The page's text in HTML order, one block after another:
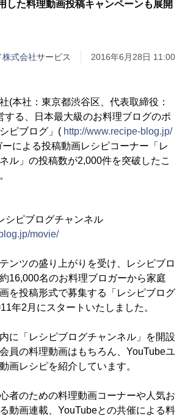
した料理動画投稿キャンペーンも展開
株式会社サービス 2016年6月28日 11:00
(本社：東京都渋谷区、代表取締役：
する、日本最大級のお料理ブログのポ
ピブログ」( http://www.recipe-blog.jp/
による投稿動画レシピコーナー「レ
ル」の投稿数が2,000件を突破したこ
シピブログチャンネル
movie/
ンツの盛り上がりを受け、レシピブロ
16,000名のお料理ブロガーから家庭
を投稿形式で募集する「レシピブログ
年2月にスタートいたしました。
に「レシピブログチャンネル」を開設
員の料理動画はもちろん、YouTubeユ
画レシピを紹介しています。
者のための料理動画コーナーや人気お
動画連載、YouTubeとの共催による料